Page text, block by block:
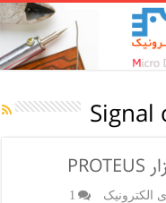
Signal
الکترونیک 1